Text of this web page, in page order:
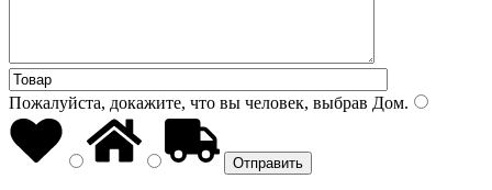
Пожалуйста, докажите, что вы человек, выбрав Дом.